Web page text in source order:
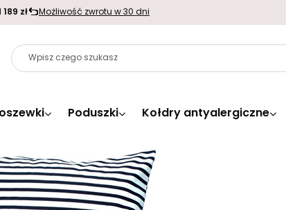
189 zł Możliwość zwrotu w 30 dni
Poduszki Kołdry antyalergiczne